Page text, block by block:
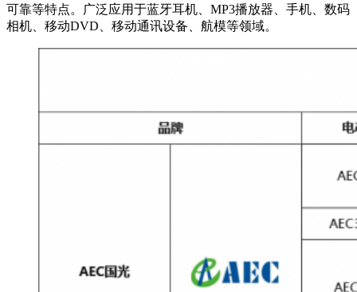
可靠等特点。广泛应用于蓝牙耳机、MP3播放器、手机、数码
相机、移动DVD、移动通讯设备、航模等领域。